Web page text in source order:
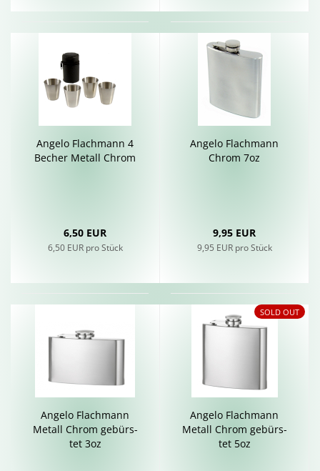
An­ge­lo Flach­mann 4
Be­cher Me­tall Chrom
6,50 EUR
6,50 EUR pro Stück
An­ge­lo Flach­mann
Chrom 7oz
9,95 EUR
9,95 EUR pro Stück
An­ge­lo Flach­mann
Me­tall Chrom ge­bürs­
tet 3oz
SOLD OUT
An­ge­lo Flach­mann
Me­tall Chrom ge­bürs­
tet 5oz